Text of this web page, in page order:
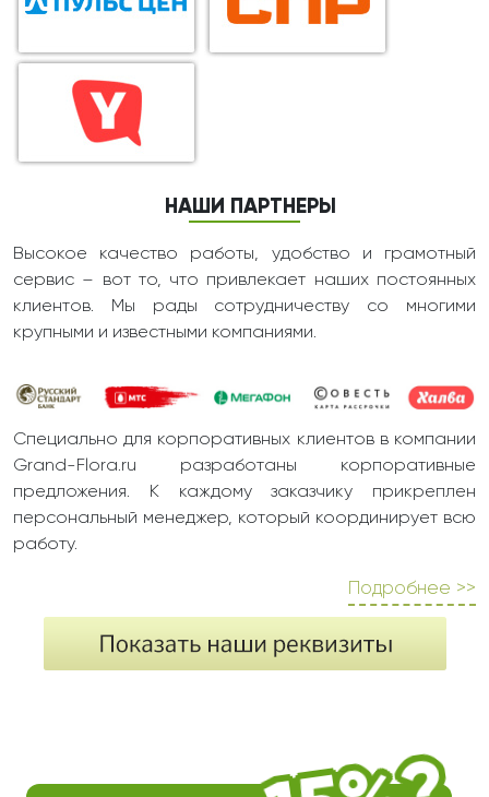
НАШИ ПАРТНЕРЫ
Высокое качество работы, удобство и грамотный
сервис – вот то, что привлекает наших постоянных
клиентов. Мы рады сотрудничеству со многими
крупными и известными компаниями.
Специально для корпоративных клиентов в компании
Grand-Flora.ru разработаны корпоративные
предложения. К каждому заказчику прикреплен
персональный менеджер, который координирует всю
работу.
Подробнее >>